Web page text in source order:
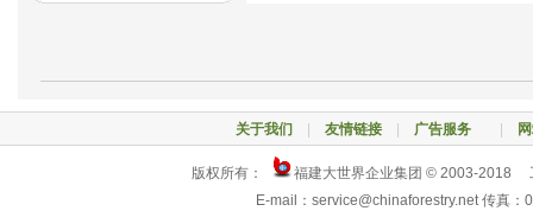
关于我们 友情链接| 广告服务
版权所有：
福建大世界企业集团 © 2003-2018
E-mail：service@chinaforestry.net 传真